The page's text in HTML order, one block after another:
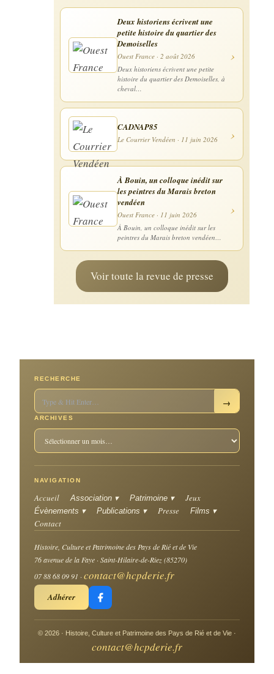
Deux historiens écrivent une
petite histoire du quartier des
Demoiselles
Ouest France · 2 août 2026
Deux historiens écrivent une petite
histoire du quartier des Demoiselles, à
cheval…
›
CADNAP85
Le Courrier Vendéen · 11 juin 2026 ›
À Bouin, un colloque inédit sur
les peintres du Marais breton
vendéen
Ouest France · 11 juin 2026
À Bouin, un colloque inédit sur les
peintres du Marais breton vendéen…
›
Voir toute la revue de presse
RECHERCHE
→
ARCHIVES
NAVIGATION
Accueil Association ▾ Patrimoine ▾ Jeux
Évènements ▾ Publications ▾ Presse Films ▾
Contact
Histoire, Culture et Patrimoine des Pays de Rié et de Vie
76 avenue de la Faye · Saint-Hilaire-de-Riez (85270)
07 88 68 09 91 · contact@hcpderie.fr
Adhérer
© 2026 · Histoire, Culture et Patrimoine des Pays de Rié et de Vie ·
contact@hcpderie.fr